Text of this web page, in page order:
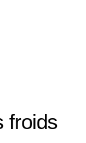
froids